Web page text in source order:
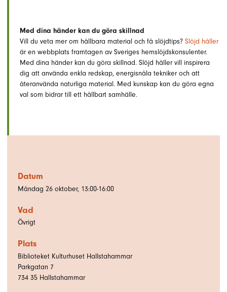
Med dina händer kan du göra skillnad
Vill du veta mer om hållbara material och få slöjdtips? Slöjd håller
är en webbplats framtagen av Sveriges hemslöjdskonsulenter.
Med dina händer kan du göra skillnad. Slöjd håller vill inspirera
dig att använda enkla redskap, energisnåla tekniker och att
återanvända naturliga material. Med kunskap kan du göra egna
val som bidrar till ett hållbart samhälle.
Datum
Måndag 26 oktober, 13:00-16:00
Vad
Övrigt
Plats
Biblioteket Kulturhuset Hallstahammar
Parkgatan 7
734 35 Hallstahammar